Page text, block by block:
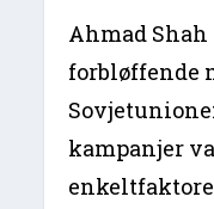
Ahmad Shah
forbløffende
kampanjer